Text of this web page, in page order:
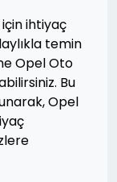
ihtiyaç
temin
Opel Oto
Bu
Opel